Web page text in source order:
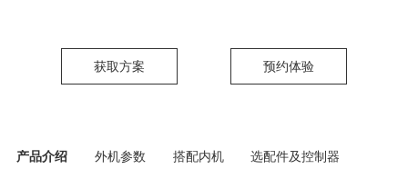
获取方案 预约体验
产品介绍 外机参数 搭配内机 选配件及控制器